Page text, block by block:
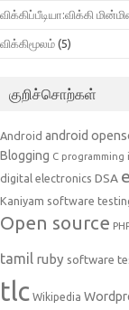
விக்கிப்பீடியா:விக்கி
விக்கிமூலம் (5)
குறிச்சொற்கள்
Android android
Blogging C programming
digital electronics DSA
Kaniyam software
Open source
tamil ruby software
tlc Wikipedia